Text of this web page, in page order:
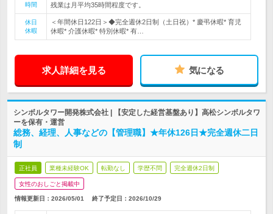
時間
残業は月平均35時間程度です。
休日
休暇
＜年間休日122日＞◆完全週休2日制（土日祝）* 慶弔休暇* 育児
休暇* 介護休暇* 特別休暇* 有…
求人詳細を見る 気になる
シンボルタワー開発株式会社 | 【安定した経営基盤あり】高松シンボルタワ
ーを保有・運営
総務、経理、人事などの【管理職】★年休126日★完全週休二日
制
正社員 業種未経験OK 転勤なし 学歴不問 完全週休2日制
女性のおしごと掲載中
情報更新日：2026/05/01 終了予定日： 2026/10/29